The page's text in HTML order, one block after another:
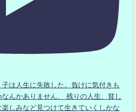
は人生に失敗した。負けに気付きも
んかありません、 残りの人生、貧し
しみなど見つけて生きていくしかな